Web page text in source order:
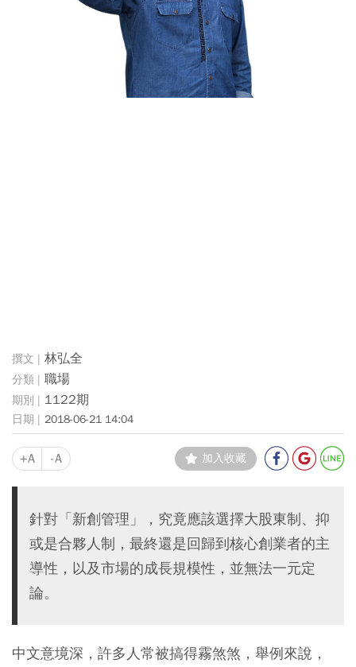
林弘全
職場
1122期
2018-06-21 14:04
+A -A 加入收藏
針對「新創管理」，究竟應該選擇大股東制、抑
或是合夥人制，最終還是回歸到核心創業者的主
導性，以及市場的成長規模性，並無法一元定
論。
中文意境深，許多人常被搞得霧煞煞，舉例來說，